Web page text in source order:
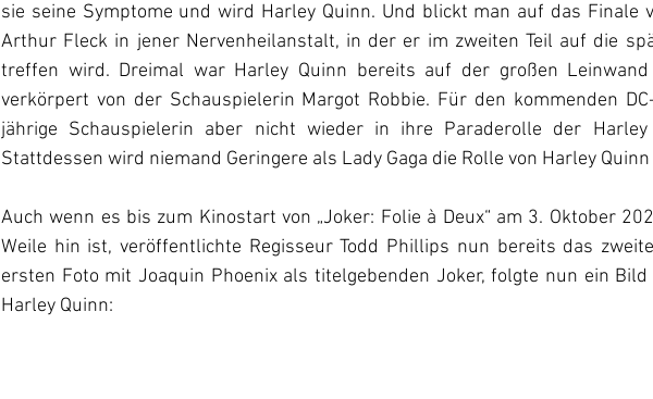
sie seine Symptome und wird Harley Quinn. Und blickt man auf das Finale
Arthur Fleck in jener Nervenheilanstalt, in der er im zweiten Teil auf die
treffen wird. Dreimal war Harley Quinn bereits auf der großen
verkörpert von der Schauspielerin Margot Robbie. Für den kommenden
jährige Schauspielerin aber nicht wieder in ihre Paraderolle der Harley
Stattdessen wird niemand Geringere als Lady Gaga die Rolle von Harley
Auch wenn es bis zum Kinostart von „Joker: Folie à Deux“ am 3. Oktober
Weile hin ist, veröffentlichte Regisseur Todd Phillips nun bereits das
ersten Foto mit Joaquin Phoenix als titelgebenden Joker, folgte nun ein Bild
Harley Quinn: